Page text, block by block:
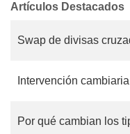
Artículos Destacados
Swap de divisas
Intervención
Por qué cambian los